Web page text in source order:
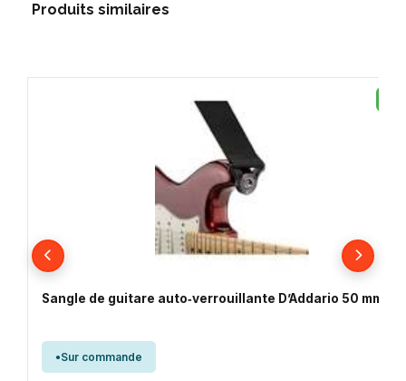
Produits similaires
Sangle de guitare auto‑verrouillante D’Addario 50 mm –
Sur commande